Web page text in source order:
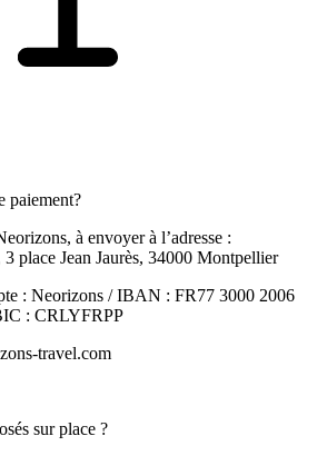
paiement?
à envoyer à l’adresse :
place Jean Jaurès, 34000 Montpellier
: Neorizons / IBAN : FR77 3000 2006
: CRLYFRPP
travel.com
sur place ?